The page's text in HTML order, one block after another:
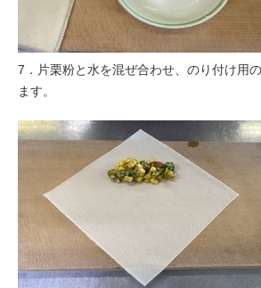
7．片栗粉と水を混ぜ合わせ、のり付け用
ます。